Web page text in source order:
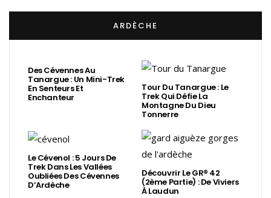
ARDÈCHE
Des Cévennes Au
Tanargue : Un Mini-Trek
En Senteurs Et
Enchanteur
Tour Du Tanargue : Le
Trek Qui Défie La
Montagne Du Dieu
Tonnerre
Le Cévenol : 5 Jours De
Trek Dans Les Vallées
Oubliées Des Cévennes
D’Ardèche
Découvrir Le GR® 42
(2ème Partie) : De Viviers
À Laudun